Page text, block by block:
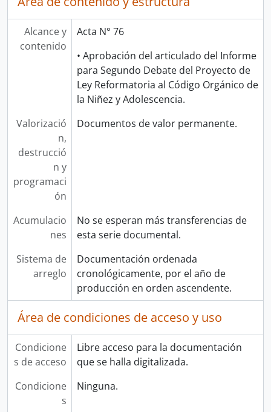
Alcance y
contenido
Acta N° 76
• Aprobación del articulado del Informe
para Segundo Debate del Proyecto de
Ley Reformatoria al Código Orgánico de
la Niñez y Adolescencia.
Valorizació
n,
destrucció
n y
programaci
ón
Documentos de valor permanente.
Acumulacio
nes
No se esperan más transferencias de
esta serie documental.
Sistema de
arreglo
Documentación ordenada
cronológicamente, por el año de
producción en orden ascendente.
Área de condiciones de acceso y uso
Condicione
s de acceso
Libre acceso para la documentación
que se halla digitalizada.
Condicione
s
Ninguna.